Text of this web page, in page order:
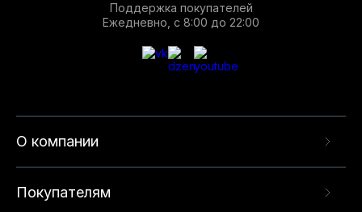
О компании
Покупателям
Поддержка покупателей
Ежедневно, с 8:00 до 22:00